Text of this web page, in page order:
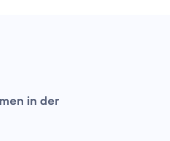
in der